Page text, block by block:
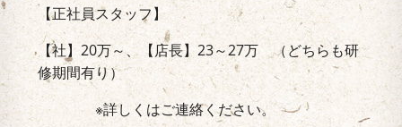
【正社員スタッフ】
【社】20万～、【店長】23～27万 （どちらも研
修期間有り）
※詳しくはご連絡ください。